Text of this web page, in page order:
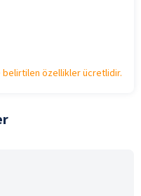
belirtilen özellikler ücretlidir.